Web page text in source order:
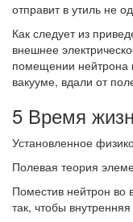
отправит в утиль не
Как следует из
внешнее
помещении нейтрона
вакууме, вдали от
5 Время
Установленное
Полевая теория
Поместив нейтрон
так, чтобы